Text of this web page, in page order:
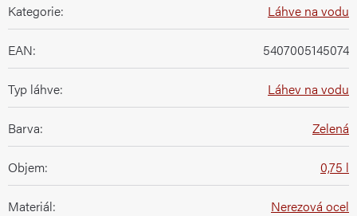
Kategorie: Láhve na vodu
EAN: 5407005145074
Typ láhve: Láhev na vodu
Barva: Zelená
Objem: 0,75 l
Materiál: Nerezová ocel